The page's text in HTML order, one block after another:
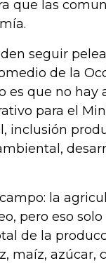
que las
seguir
de la
es que no hay
para el
inclusión
la
pero eso
de la
maíz, azúcar,